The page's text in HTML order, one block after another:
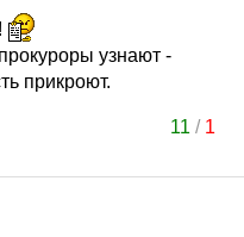
узнают -
прикроют.
11 / 1